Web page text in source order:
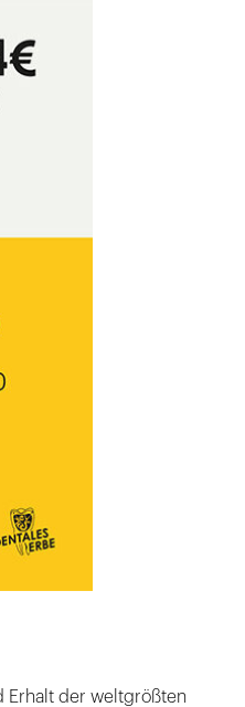
Erhalt der weltgrößten